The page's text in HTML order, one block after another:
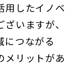
用したイノベ
いますが、
につながる
メリットがあ